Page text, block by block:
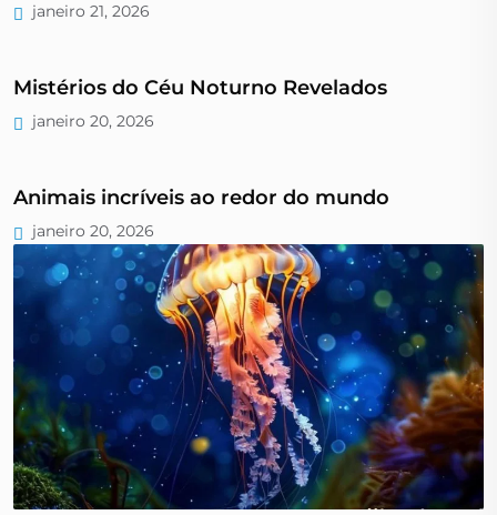
janeiro 21, 2026
Mistérios do Céu Noturno Revelados
janeiro 20, 2026
Animais incríveis ao redor do mundo
janeiro 20, 2026